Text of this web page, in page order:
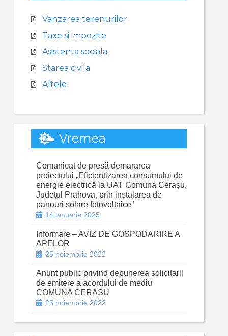
Vanzarea terenurilor
Taxe si impozite
Asistenta sociala
Starea civila
Altele
Vremea
Comunicat de presă demararea
proiectului „Eficientizarea consumului de
energie electrică la UAT Comuna Cerașu,
Județul Prahova, prin instalarea de
panouri solare fotovoltaice”
14 ianuarie 2025
Informare – AVIZ DE GOSPODARIRE A
APELOR
25 noiembrie 2022
Anunt public privind depunerea solicitarii
de emitere a acordului de mediu
COMUNA CERASU
25 noiembrie 2022